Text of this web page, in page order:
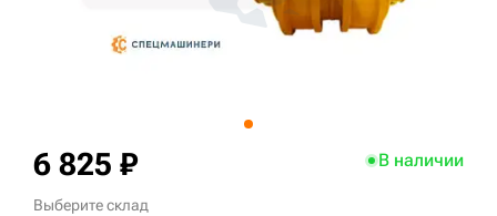
6 825 ₽ В наличии
Выберите склад
sksale@skdst.ru